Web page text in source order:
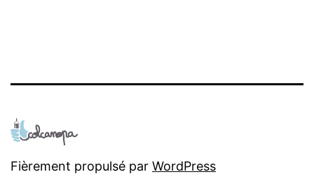
Fièrement propulsé par WordPress